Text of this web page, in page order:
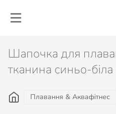
Шапочка для
тканина синьо-біла
Плавання & Аквафітнес